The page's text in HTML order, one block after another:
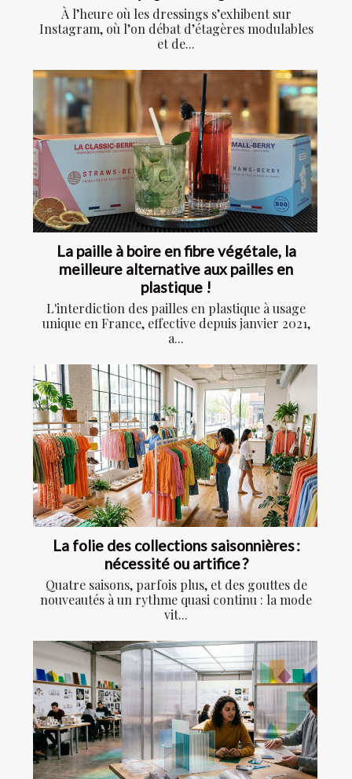
À l’heure où les dressings s’exhibent sur
Instagram, où l’on débat d’étagères modulables
et de...
La paille à boire en fibre végétale, la
meilleure alternative aux pailles en
plastique !
L'interdiction des pailles en plastique à usage
unique en France, effective depuis janvier 2021,
a...
La folie des collections saisonnières :
nécessité ou artifice ?
Quatre saisons, parfois plus, et des gouttes de
nouveautés à un rythme quasi continu : la mode
vit...